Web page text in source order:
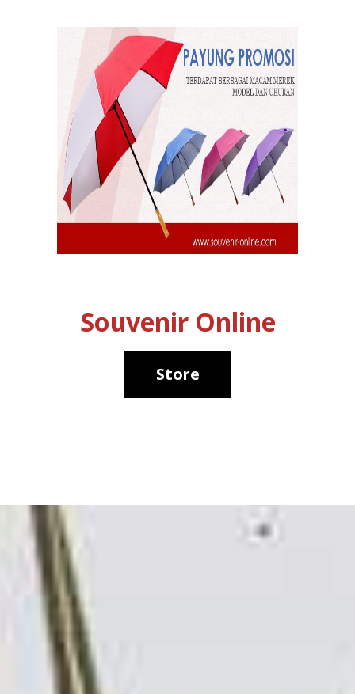
Souvenir Online
Store